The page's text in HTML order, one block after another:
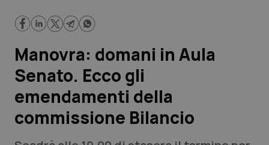
Regioni e Asl
Lavoro e Professioni
Scienza e Farmaci
Studi e Analisi
Lettere al direttore
Manovra: domani in Aula
Senato. Ecco gli
emendamenti della
commissione Bilancio